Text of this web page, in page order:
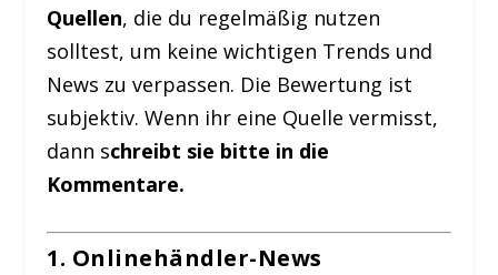
Quellen, die du regelmäßig nutzen
solltest, um keine wichtigen Trends und
News zu verpassen. Die Bewertung ist
subjektiv. Wenn ihr eine Quelle vermisst,
dann schreibt sie bitte in die
Kommentare.
1. Onlinehändler-News